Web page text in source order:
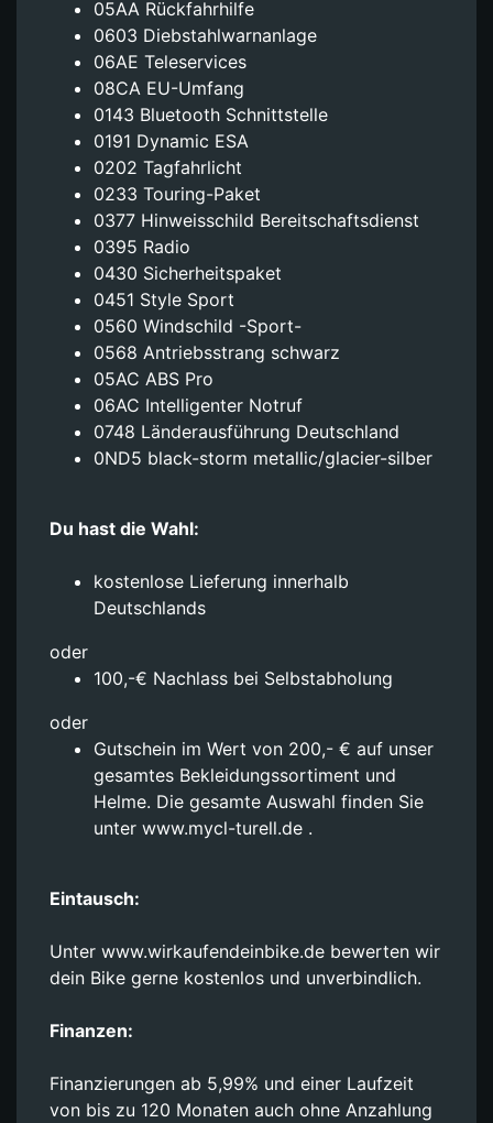
05AA Rückfahrhilfe
0603 Diebstahlwarnanlage
06AE Teleservices
08CA EU-Umfang
0143 Bluetooth Schnittstelle
0191 Dynamic ESA
0202 Tagfahrlicht
0233 Touring-Paket
0377 Hinweisschild Bereitschaftsdienst
0395 Radio
0430 Sicherheitspaket
0451 Style Sport
0560 Windschild -Sport-
0568 Antriebsstrang schwarz
05AC ABS Pro
06AC Intelligenter Notruf
0748 Länderausführung Deutschland
0ND5 black-storm metallic/glacier-silber
Du hast die Wahl:
kostenlose Lieferung innerhalb
Deutschlands
oder
100,-€ Nachlass bei Selbstabholung
oder
Gutschein im Wert von 200,- € auf unser
gesamtes Bekleidungssortiment und
Helme. Die gesamte Auswahl finden Sie
unter www.mycl-turell.de .
Eintausch:
Unter www.wirkaufendeinbike.de bewerten wir
dein Bike gerne kostenlos und unverbindlich.
Finanzen:
Finanzierungen ab 5,99% und einer Laufzeit
von bis zu 120 Monaten auch ohne Anzahlung